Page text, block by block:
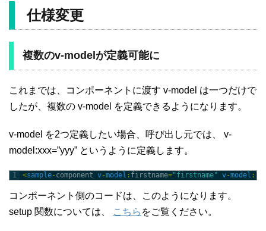
仕様変更
複数のv-modelが定義可能に
これまでは、コンポーネントに渡す v-model は一つだけで
したが、複数の v-model を定義できるようになります。
v-model を2つ定義したい場合、呼び出し元では、 v-
model:xxx=”yyy” というように定義します。
1 <sample- component v-model : firstname="firstname" v-model :
コンポーネント側のコードは、このようになります。
setup 関数については、
こちら をご覧ください。